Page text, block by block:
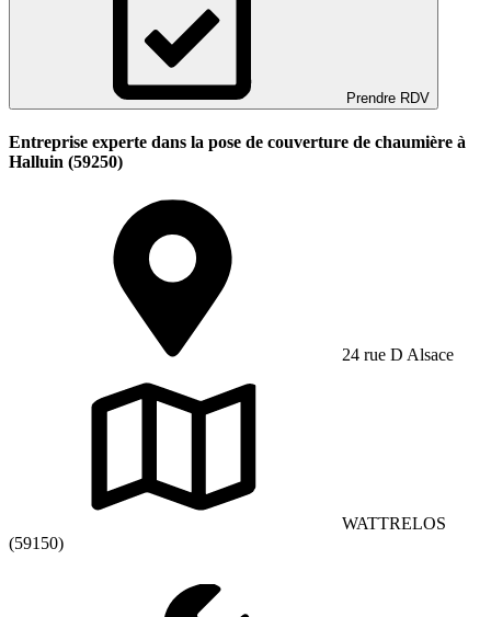
Prendre RDV
Entreprise experte dans la pose de couverture de chaumière à
Halluin (59250)
24 rue D Alsace
WATTRELOS
(59150)